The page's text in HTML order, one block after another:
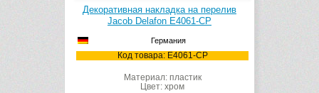
Декоративная накладка на перелив
Jacob Delafon E4061-CP
Германия
Код товара: E4061-CP
Материал: пластик
Цвет: хром